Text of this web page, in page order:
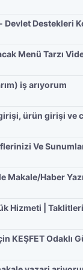
Devlet Destekleri
Menü Tarzı
iş arıyorum
ürün girişi ve
Ve
Makale/Haber
Hizmeti |
KEŞFET Odaklı